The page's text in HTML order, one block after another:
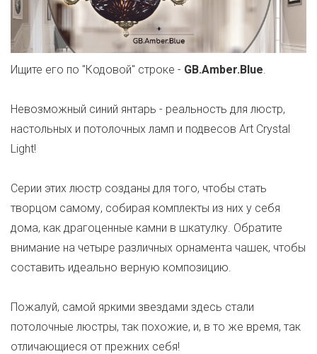
Ищите его по "Кодовой" строке - GB.Amber.Blue
Невозможный синий янтарь - реальность для люстр,
настольных и потолочных ламп и подвесов Art Crystal
Light!
Серии этих люстр созданы для того, чтобы стать
творцом самому, собирая комплекты из них у себя
дома, как драгоценные камни в шкатулку. Обратите
внимание на четыре различных орнамента чашек, чтобы
составить идеально верную композицию.
Пожалуй, самой яркими звездами здесь стали
потолочные люстры, так похожие, и, в то же время, так
отличающиеся от прежних себя!